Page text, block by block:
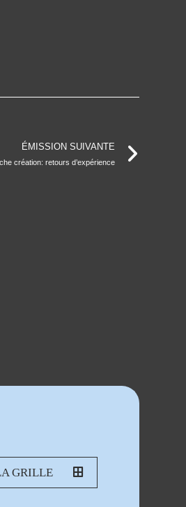
ÉMISSION SUIVANTE
création: retours d’expérience
GRILLE